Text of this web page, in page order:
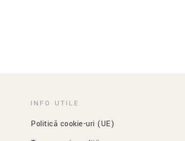
INFO UTILE
Politică cookie-uri (UE)